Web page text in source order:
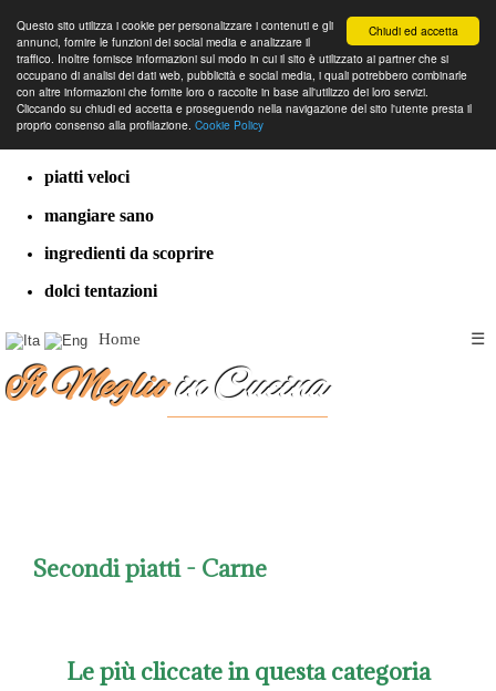
Chiudi ed accetta
Questo sito utilizza i cookie per personalizzare i contenuti e gli
annunci, fornire le funzioni dei social media e analizzare il
traffico. Inoltre fornisce informazioni sul modo in cui il sito è utilizzato ai partner che si
occupano di analisi dei dati web, pubblicità e social media, i quali potrebbero combinarle
con altre informazioni che fornite loro o raccolte in base all'utilizzo dei loro servizi.
Cliccando su chiudi ed accetta e proseguendo nella navigazione del sito l'utente presta il
proprio consenso alla profilazione. Cookie Policy
cucina dal mondo
ricette classiche
piatti veloci
mangiare sano
ingredienti da scoprire
dolci tentazioni
Home ☰
Il Meglioin Cucina
Secondi piatti- Carne
Le più cliccate in questa categoria